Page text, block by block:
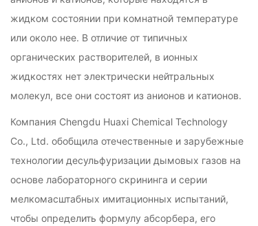
жидком состоянии при комнатной температуре
или около нее. В отличие от типичных
органических растворителей, в ионных
жидкостях нет электрически нейтральных
молекул, все они состоят из анионов и катионов.
Компания Chengdu Huaxi Chemical Technology
Co., Ltd. обобщила отечественные и зарубежные
технологии десульфуризации дымовых газов на
основе лабораторного скрининга и серии
мелкомасштабных имитационных испытаний,
чтобы определить формулу абсорбера, его